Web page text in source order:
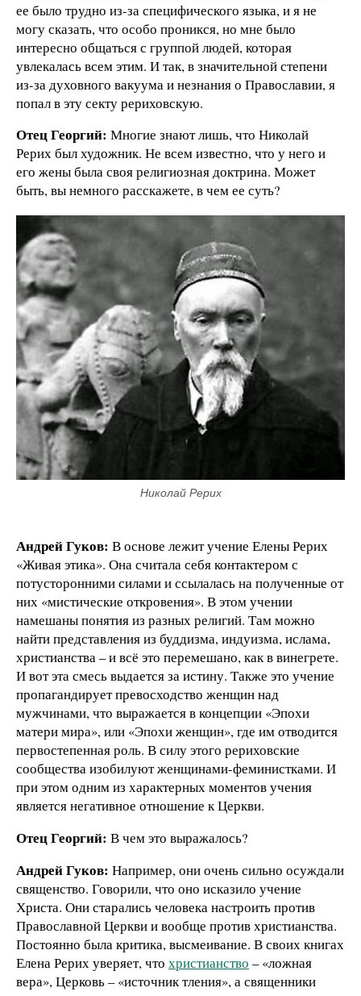
ее было трудно из-за специфического языка, и я не
могу сказать, что особо проникся, но мне было
интересно общаться с группой людей, которая
увлекалась всем этим. И так, в значительной степени
из-за духовного вакуума и незнания о Православии, я
попал в эту секту рериховскую.
Отец Георгий: Многие знают лишь, что Николай
Рерих был художник. Не всем известно, что у него и
его жены была своя религиозная доктрина. Может
быть, вы немного расскажете, в чем ее суть?
Николай Рерих
Андрей Гуков: В основе лежит учение Елены Рерих
«Живая этика». Она считала себя контактером с
потусторонними силами и ссылалась на полученные от
них «мистические откровения». В этом учении
намешаны понятия из разных религий. Там можно
найти представления из буддизма, индуизма, ислама,
христианства – и всё это перемешано, как в винегрете.
И вот эта смесь выдается за истину. Также это учение
пропагандирует превосходство женщин над
мужчинами, что выражается в концепции «Эпохи
матери мира», или «Эпохи женщин», где им отводится
первостепенная роль. В силу этого рериховские
сообщества изобилуют женщинами-феминистками. И
при этом одним из характерных моментов учения
является негативное отношение к Церкви.
Отец Георгий: В чем это выражалось?
Андрей Гуков: Например, они очень сильно осуждали
священство. Говорили, что оно исказило учение
Христа. Они старались человека настроить против
Православной Церкви и вообще против христианства.
Постоянно была критика, высмеивание. В своих книгах
Елена Рерих уверяет, что христианство – «ложная
вера», Церковь – «источник тления», а священники